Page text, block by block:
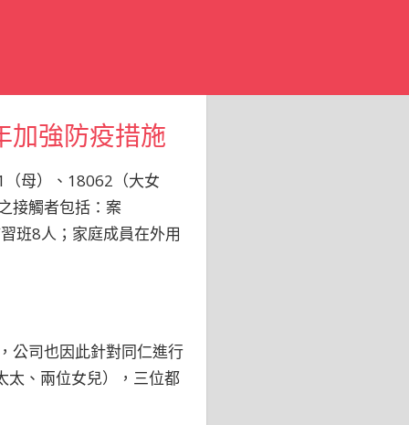
加強防疫措施
母）、18062（大女
接觸者包括：案
班8人；家庭成員在外用
公司也因此針對同仁進行
太、兩位女兒），三位都